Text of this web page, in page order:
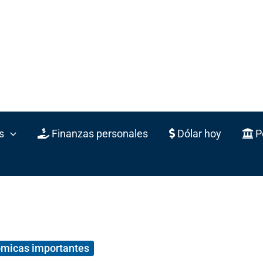
Finanzas personales Dólar hoy
importantes